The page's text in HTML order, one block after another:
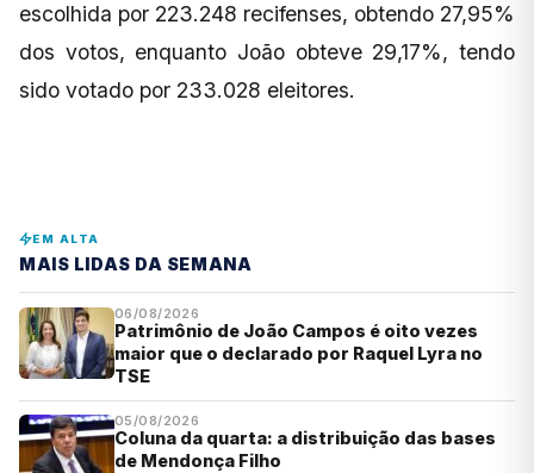
escolhida por 223.248 recifenses, obtendo 27,95%
dos votos, enquanto João obteve 29,17%, tendo
sido votado por 233.028 eleitores.
EM ALTA
MAIS LIDAS DA SEMANA
06/08/2026
Patrimônio de João Campos é oito vezes
maior que o declarado por Raquel Lyra no
TSE
05/08/2026
Coluna da quarta: a distribuição das bases
de Mendonça Filho